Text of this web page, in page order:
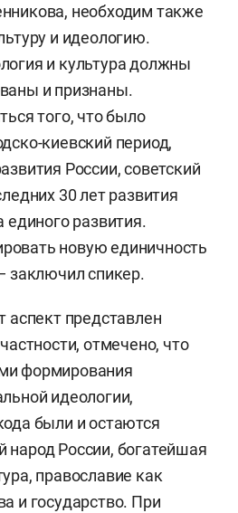
необходим также
и идеологию.
и культура должны
и признаны.
того, что было
киевский период,
России, советский
30 лет развития
единого развития.
новую единичность
заключил спикер.
аспект представлен
отмечено, что
формирования
идеологии,
были и остаются
народ России, богатейшая
православие как
и государство. При